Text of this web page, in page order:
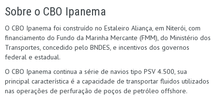
Sobre o CBO Ipanema
O CBO Ipanema foi construído no Estaleiro Aliança, em Niterói, com
financiamento do Fundo da Marinha Mercante (FMM), do Ministério dos
Transportes, concedido pelo BNDES, e incentivos dos governos
federal e estadual.
O CBO Ipanema continua a série de navios tipo PSV 4.500, sua
principal característica é a capacidade de transportar fluidos utilizados
nas operações de perfuração de poços de petróleo offshore.